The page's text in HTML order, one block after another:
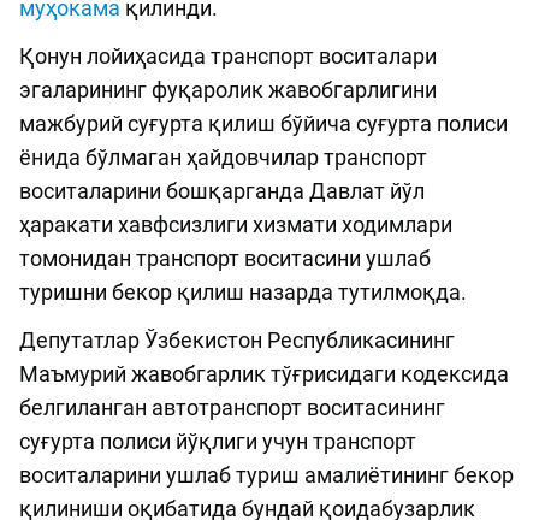
муҳокама қилинди.
Қонун лойиҳасида транспорт воситалари
эгаларининг фуқаролик жавобгарлигини
мажбурий суғурта қилиш бўйича суғурта полиси
ёнида бўлмаган ҳайдовчилар транспорт
воситаларини бошқарганда Давлат йўл
ҳаракати хавфсизлиги хизмати ходимлари
томонидан транспорт воситасини ушлаб
туришни бекор қилиш назарда тутилмоқда.
Депутатлар Ўзбекистон Республикасининг
Маъмурий жавобгарлик тўғрисидаги кодексида
белгиланган автотранспорт воситасининг
суғурта полиси йўқлиги учун транспорт
воситаларини ушлаб туриш амалиётининг бекор
қилиниши оқибатида бундай қоидабузарлик